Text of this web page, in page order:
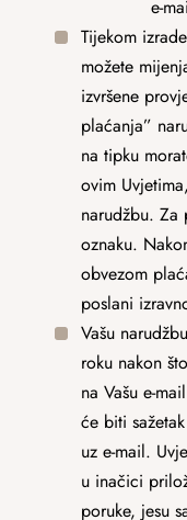
e-
Tijekom
možete
izvršene
plaćanja”
na tipku
ovim
narudžbu. Za
oznaku.
obvezom
poslani
Vašu
roku nakon
na Vašu e-
će biti
uz e-mail.
u inačici
poruke, jesu